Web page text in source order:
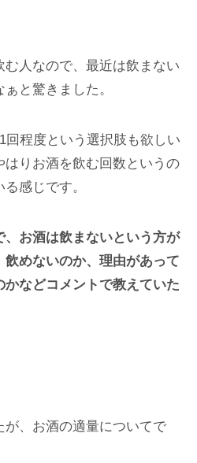
人なので、最近は飲まない
と驚きました。
回程度という選択肢も欲しい
はりお酒を飲む回数というの
感じです。
、お酒は飲まないという方が
めないのか、理由があって
などコメントで教えていた
、お酒の適量についてで